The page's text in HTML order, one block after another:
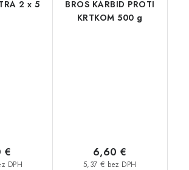
2 x 5
DPH
€
BROS KARBID PROTI
KRTKOM 500 g
5,37 € bez DPH
6,60 €